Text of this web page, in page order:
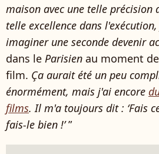
maison avec une telle précision
telle excellence dans
imaginer une seconde devenir
dans le Parisien au moment
film. Ça aurait été un peu
énormément, mais j'ai encore
films. Il m'a toujours dit : ‘Fais
fais-le bien !’”